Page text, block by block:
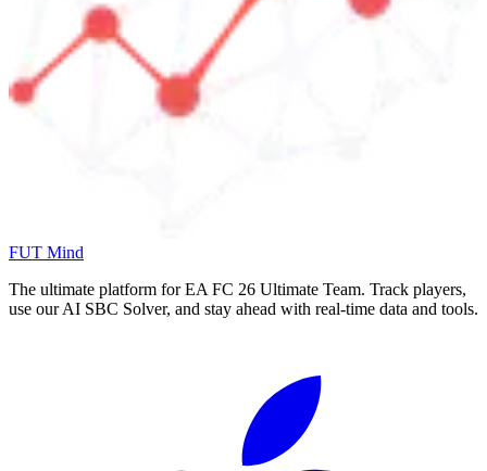
FUT Mind
The ultimate platform for EA FC 26 Ultimate Team. Track players,
use our AI SBC Solver, and stay ahead with real-time data and tools.